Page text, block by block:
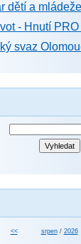
dětí a mládeže
- Hnutí
svaz
<< srpen/ 2026